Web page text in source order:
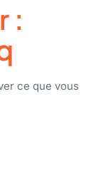
:
ce que vous